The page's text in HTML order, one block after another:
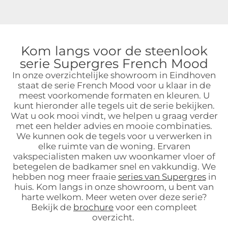
Kom langs voor de steenlook
serie Supergres French Mood
In onze overzichtelijke showroom in Eindhoven
staat de serie French Mood voor u klaar in de
meest voorkomende formaten en kleuren. U
kunt hieronder alle tegels uit de serie bekijken.
Wat u ook mooi vindt, we helpen u graag verder
met een helder advies en mooie combinaties.
We kunnen ook de tegels voor u verwerken in
elke ruimte van de woning. Ervaren
vakspecialisten maken uw woonkamer vloer of
betegelen de badkamer snel en vakkundig. We
hebben nog meer fraaie series van Supergresin
huis. Kom langs in onze showroom, u bent van
harte welkom. Meer weten over deze serie?
Bekijk de brochure voor een compleet
overzicht.